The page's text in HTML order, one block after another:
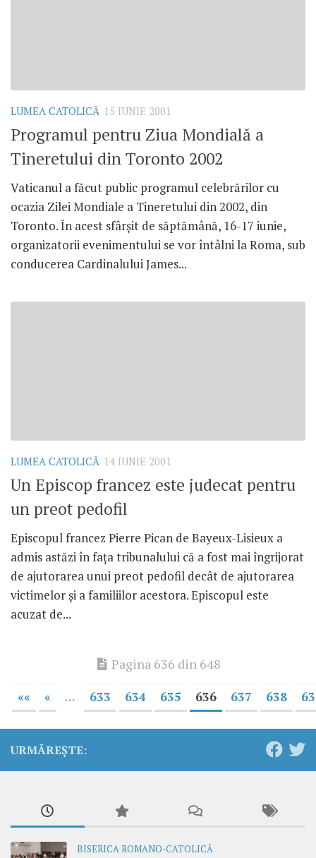
LUMEA CATOLICĂ 15 IUNIE 2001
Programul pentru Ziua Mondială a
Tineretului din Toronto 2002
Vaticanul a făcut public programul celebrărilor cu
ocazia Zilei Mondiale a Tineretului din 2002, din
Toronto. În acest sfârşit de săptămână, 16-17 iunie,
organizatorii evenimentului se vor întâlni la Roma, sub
conducerea Cardinalului James...
LUMEA CATOLICĂ 14 IUNIE 2001
Un Episcop francez este judecat pentru
un preot pedofil
Episcopul francez Pierre Pican de Bayeux-Lisieux a
admis astăzi în faţa tribunalului că a fost mai îngrijorat
de ajutorarea unui preot pedofil decât de ajutorarea
victimelor şi a familiilor acestora. Episcopul este
acuzat de...
Pagina 636 din 648
«« « ... 633 634 635 636 637 638
URMĂREȘTE:
BISERICA ROMANO-CATOLICĂ